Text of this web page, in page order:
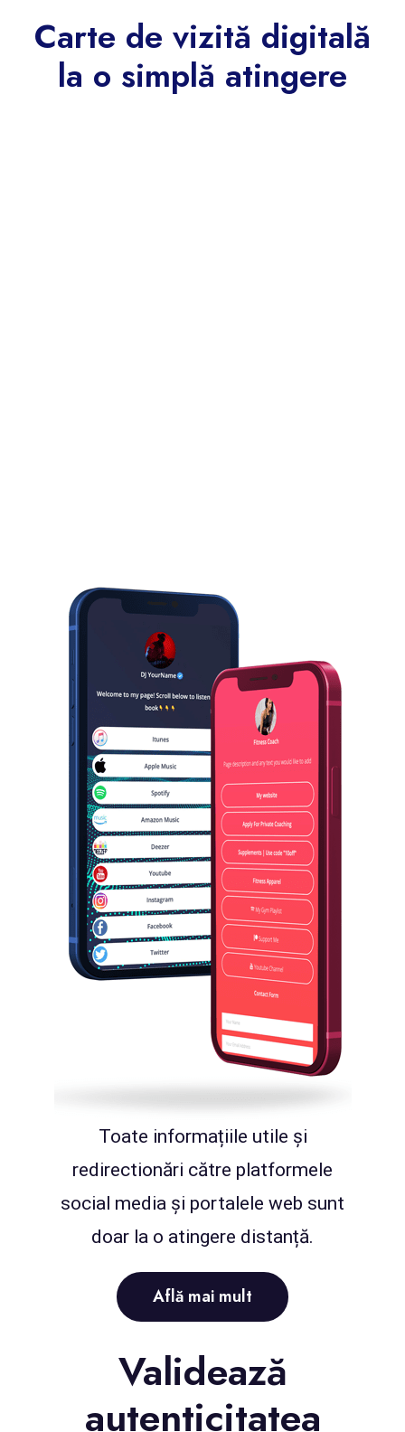
Toate informațiile utile și
redirectionări către platformele
social media și portalele web sunt
doar la o atingere distanță.
Află mai mult
Carte de vizită digitală
la o simplă atingere
Validează
autenticitatea